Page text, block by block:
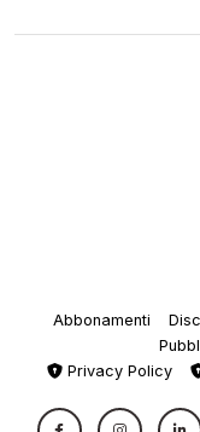
Abbonamenti
Privacy Policy